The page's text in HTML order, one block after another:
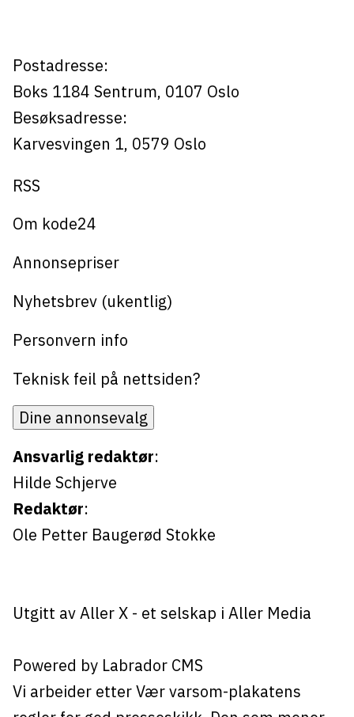
Postadresse:
Boks 1184 Sentrum, 0107 Oslo
Besøksadresse:
Karvesvingen 1, 0579 Oslo
RSS
Om kode24
Annonsepriser
Nyhetsbrev (ukentlig)
Personvern info
Teknisk feil på nettsiden?
Dine annonsevalg
Ansvarlig redaktør:
Hilde Schjerve
Redaktør:
Ole Petter Baugerød Stokke
Utgitt av Aller X- et selskap i Aller Media
Powered by Labrador CMS
Vi arbeider etter Vær varsom-plakatens